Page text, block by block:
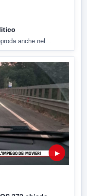
anche nel...
▶